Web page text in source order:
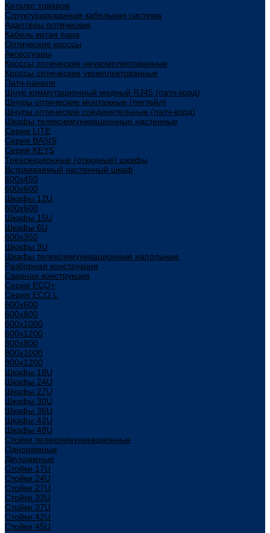
Каталог товаров
Структурированная кабельная система
Адаптеры оптические
Кабель витая пара
Оптические кроссы
Аксессуары
Кроссы оптические неукомплектованные
Кроссы оптические укомплектованные
Патч-панели
Шнур коммутационный медный RJ45 (патч-корд)
Шнуры оптические монтажные (пигтейл)
Шнуры оптические соединительные (патч-корд)
Шкафы телекоммуникационные настенные
Cерия LITE
Cерия BASIS
Cерия KEYS
Трехсекционные (откидные) шкафы
Встраиваемый настенный шкаф
600x450
600x600
Шкафы 12U
600x600
Шкафы 15U
Шкафы 6U
600x350
Шкафы 9U
Шкафы телекоммуникационные напольные
Разборная конструкция
Сварная конструкция
Серия ECO+
Серия ECO L
600x600
600x800
600х1000
600х1200
800x800
800х1000
800х1200
Шкафы 18U
Шкафы 24U
Шкафы 27U
Шкафы 30U
Шкафы 36U
Шкафы 42U
Шкафы 48U
Стойки телекоммуникационные
Однорамные
Двухрамные
Стойки 17U
Стойки 24U
Стойки 27U
Стойки 33U
Стойки 37U
Стойки 42U
Стойки 45U